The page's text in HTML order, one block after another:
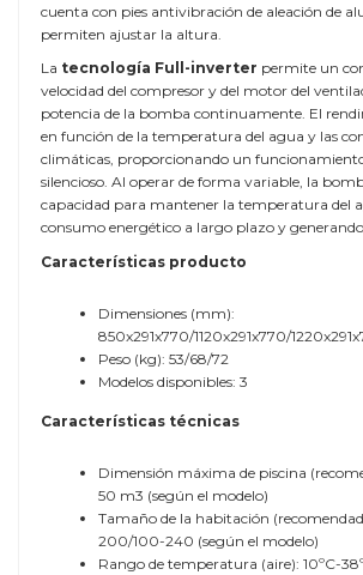
cuenta con pies antivibración de aleación de
permiten ajustar la altura.
La tecnología Full-inverter permite un
velocidad del compresor y del motor del
potencia de la bomba continuamente. El
en función de la temperatura del agua y las
climáticas, proporcionando un
silencioso. Al operar de forma variable, la
capacidad para mantener la temperatura del
consumo energético a largo plazo y
Características producto
Dimensiones (mm):
850x291x770/1120x291x770/
Peso (kg): 53/68/72
Modelos disponibles: 3
Características técnicas
Dimensión máxima de piscina
50 m3 (según el modelo)
Tamaño de la habitación
200/100-240 (según el modelo)
Rango de temperatura (aire): 10ºC-